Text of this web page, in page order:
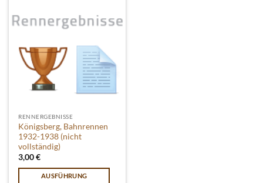
RENNERGEBNISSE
Königsberg, Bahnrennen
1932-1938 (nicht
vollständig)
3,00€
AUSFÜHRUNG